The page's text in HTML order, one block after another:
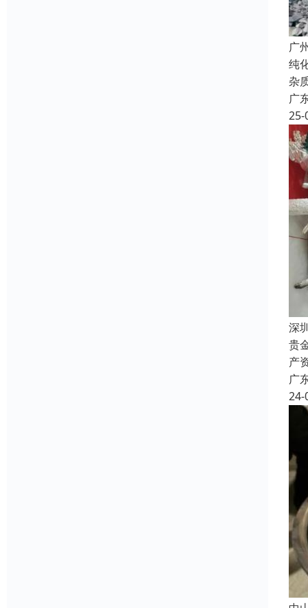
广
纯
杂
广
25-
深
贵
产
广
24-